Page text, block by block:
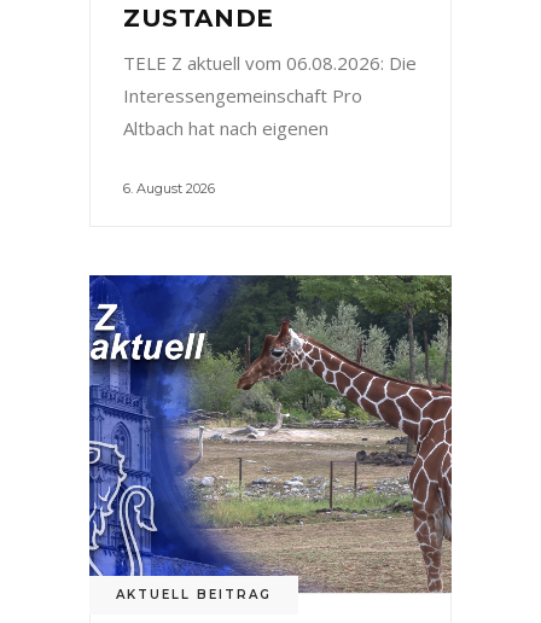
ZUSTANDE
TELE Z aktuell vom 06.08.2026: Die
Interessengemeinschaft Pro
Altbach hat nach eigenen
6. August 2026
AKTUELL BEITRAG